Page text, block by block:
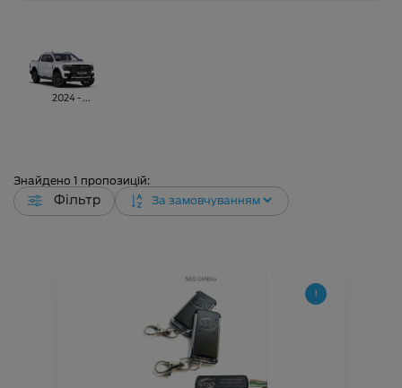
2024 - ...
Знайдено 1 пропозицій:
Фільтр